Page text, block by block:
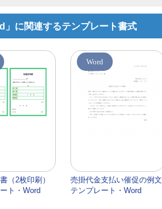
」に関連するテンプレート書式
（2枚印刷）
ト・Word
Word
売掛代金支払い催促の例文
テンプレート・Word